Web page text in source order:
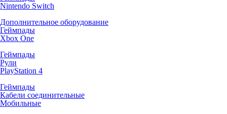
Nintendo Switch
Дополнительное оборудование
Геймпады
Xbox One
Геймпады
Рули
PlayStation 4
Геймпады
Кабели соединительные
Мобильные